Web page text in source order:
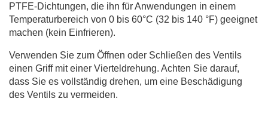
PTFE-Dichtungen, die ihn für Anwendungen in einem
Temperaturbereich von 0 bis 60°C (32 bis 140 °F) geeignet
machen (kein Einfrieren).
Verwenden Sie zum Öffnen oder Schließen des Ventils
einen Griff mit einer Vierteldrehung. Achten Sie darauf,
dass Sie es vollständig drehen, um eine Beschädigung
des Ventils zu vermeiden.